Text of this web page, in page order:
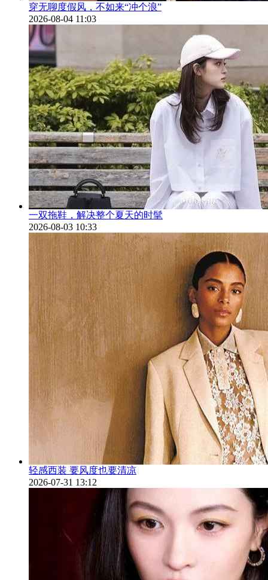
穿无聊度假风，不如来“冲个浪”
2026-08-04 11:03
一双拖鞋，解决整个夏天的时髦
2026-08-03 10:33
轻感西装 要风度也要清凉
2026-07-31 13:12